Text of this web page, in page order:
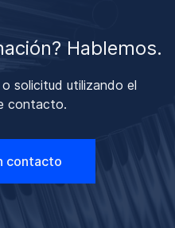
Hablemos.
solicitud utilizando el
contacto.
contacto